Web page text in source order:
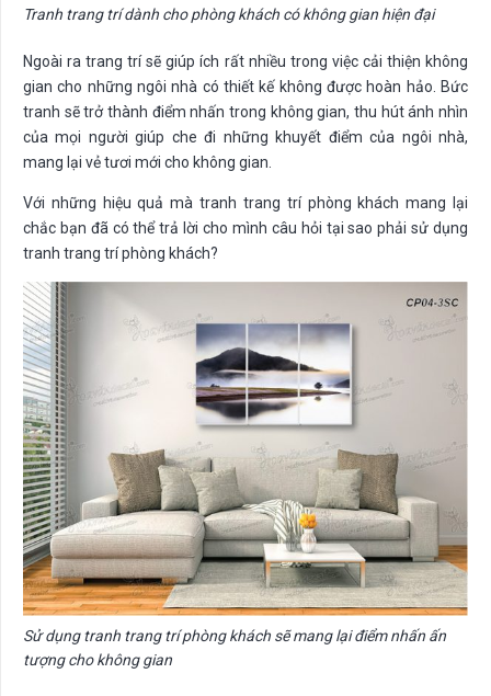
Tranh trang trí dành cho phòng khách có không gian hiện đại
Ngoài ra trang trí sẽ giúp ích rất nhiều trong việc cải thiện không
gian cho những ngôi nhà có thiết kế không được hoàn hảo. Bức
tranh sẽ trở thành điểm nhấn trong không gian, thu hút ánh nhìn
của mọi người giúp che đi những khuyết điểm của ngôi nhà,
mang lại vẻ tươi mới cho không gian.
Với những hiệu quả mà tranh trang trí phòng khách mang lại
chắc bạn đã có thể trả lời cho mình câu hỏi tại sao phải sử dụng
tranh trang trí phòng khách?
Sử dụng tranh trang trí phòng khách sẽ mang lại điểm nhấn ấn
tượng cho không gian